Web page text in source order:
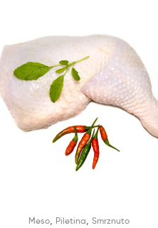
Meso, Piletina Smrznuto